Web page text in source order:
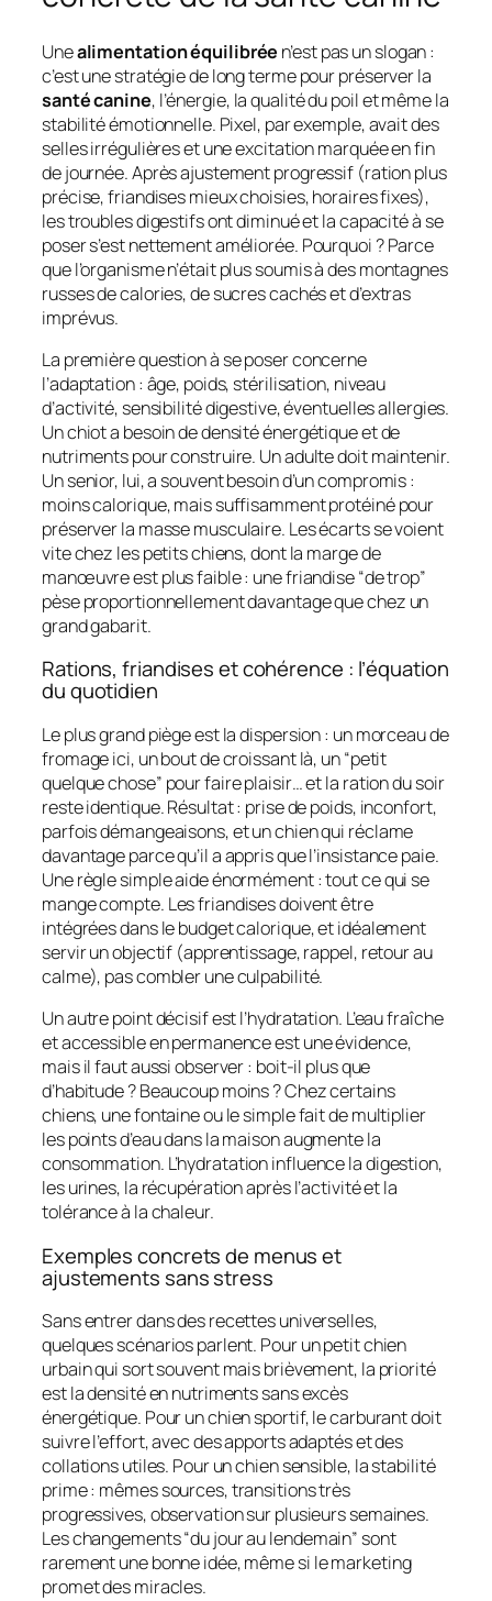
Unealimentation équilibrée n’est pas un slogan :
c’est une stratégie de long terme pour préserver la
santé canine, l’énergie, la qualité du poil et même la
stabilité émotionnelle. Pixel, par exemple, avait des
selles irrégulières et une excitation marquée en fin
de journée. Après ajustement progressif (ration plus
précise, friandises mieux choisies, horaires fixes),
les troubles digestifs ont diminué et la capacité à se
poser s’est nettement améliorée. Pourquoi ? Parce
que l’organisme n’était plus soumis à des montagnes
russes de calories, de sucres cachés et d’extras
imprévus.
La première question à se poser concerne
l’adaptation : âge, poids, stérilisation, niveau
d’activité, sensibilité digestive, éventuelles allergies.
Un chiot a besoin de densité énergétique et de
nutriments pour construire. Un adulte doit maintenir.
Un senior, lui, a souvent besoin d’un compromis :
moins calorique, mais suffisamment protéiné pour
préserver la masse musculaire. Les écarts se voient
vite chez les petits chiens, dont la marge de
manœuvre est plus faible : une friandise “de trop”
pèse proportionnellement davantage que chez un
grand gabarit.
Rations, friandises et cohérence : l’équation
du quotidien
Le plus grand piège est la dispersion : un morceau de
fromage ici, un bout de croissant là, un “petit
quelque chose” pour faire plaisir… et la ration du soir
reste identique. Résultat : prise de poids, inconfort,
parfois démangeaisons, et un chien qui réclame
davantage parce qu’il a appris que l’insistance paie.
Une règle simple aide énormément : tout ce qui se
mange compte. Les friandises doivent être
intégrées dans le budget calorique, et idéalement
servir un objectif (apprentissage, rappel, retour au
calme), pas combler une culpabilité.
Un autre point décisif est l’hydratation. L’eau fraîche
et accessible en permanence est une évidence,
mais il faut aussi observer : boit-il plus que
d’habitude ? Beaucoup moins ? Chez certains
chiens, une fontaine ou le simple fait de multiplier
les points d’eau dans la maison augmente la
consommation. L’hydratation influence la digestion,
les urines, la récupération après l’activité et la
tolérance à la chaleur.
Exemples concrets de menus et
ajustements sans stress
Sans entrer dans des recettes universelles,
quelques scénarios parlent. Pour un petit chien
urbain qui sort souvent mais brièvement, la priorité
est la densité en nutriments sans excès
énergétique. Pour un chien sportif, le carburant doit
suivre l’effort, avec des apports adaptés et des
collations utiles. Pour un chien sensible, la stabilité
prime : mêmes sources, transitions très
progressives, observation sur plusieurs semaines.
Les changements “du jour au lendemain” sont
rarement une bonne idée, même si le marketing
promet des miracles.